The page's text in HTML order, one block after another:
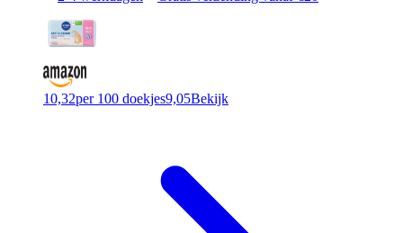
10,32per 100 doekjes9,05Bekijk